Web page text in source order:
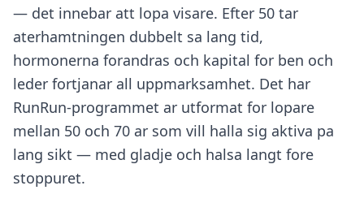
— det innebar att lopa visare. Efter 50 tar
aterhamtningen dubbelt sa lang tid,
hormonerna forandras och kapital for ben och
leder fortjanar all uppmarksamhet. Det har
RunRun-programmet ar utformat for lopare
mellan 50 och 70 ar som vill halla sig aktiva pa
lang sikt — med gladje och halsa langt fore
stoppuret.